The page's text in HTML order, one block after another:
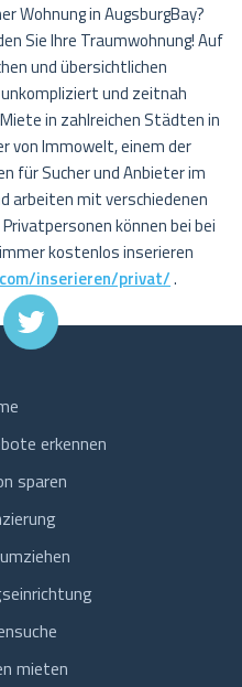
Wohnung in AugsburgBay?
Sie Ihre Traumwohnung! Auf
und übersichtlichen
und zeitnah
in zahlreichen Städten in
von Immowelt, einem der
für Sucher und Anbieter im
arbeiten mit verschiedenen
können bei bei
kostenlos inserieren
inserieren/privat/.
erkennen
sparen
mieten